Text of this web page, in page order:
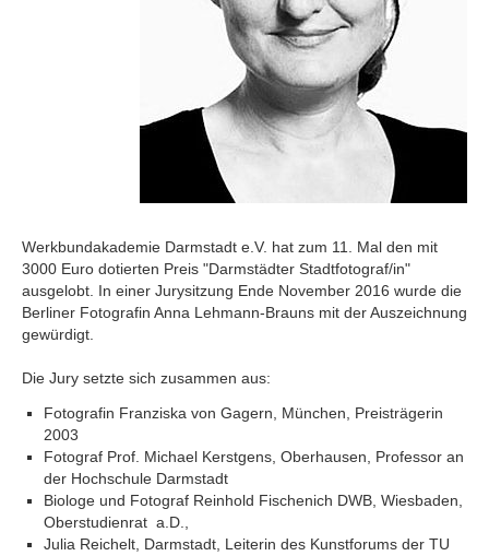
Werkbundakademie Darmstadt e.V. hat zum 11. Mal den mit
3000 Euro dotierten Preis "Darmstädter Stadtfotograf/in"
ausgelobt. In einer Jurysitzung Ende November 2016 wurde die
Berliner Fotografin Anna Lehmann-Brauns mit der Auszeichnung
gewürdigt.
Die Jury setzte sich zusammen aus:
Fotografin Franziska von Gagern, München, Preisträgerin
2003
Fotograf Prof. Michael Kerstgens, Oberhausen, Professor an
der Hochschule Darmstadt
Biologe und Fotograf Reinhold Fischenich DWB, Wiesbaden,
Oberstudienrat a.D.,
Julia Reichelt, Darmstadt, Leiterin des Kunstforums der TU